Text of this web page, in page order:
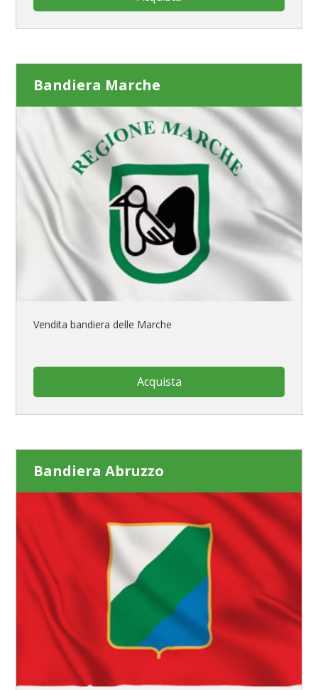
Bandiera Marche
Vendita bandiera delle Marche
Acquista
Bandiera Abruzzo